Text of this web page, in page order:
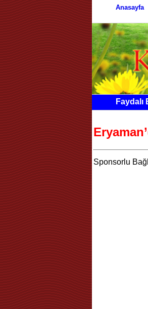
Anasayfa
Faydalı
Sponsorlu